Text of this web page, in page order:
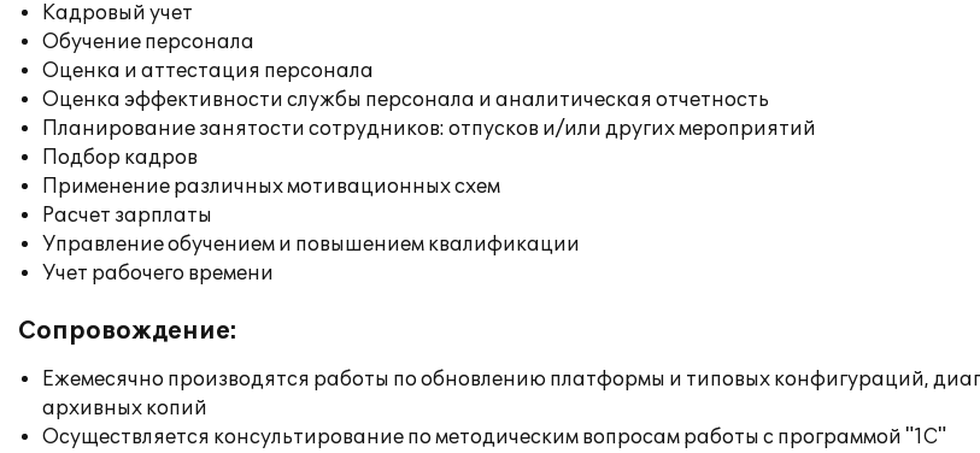
Кадровый учет
Обучение персонала
Оценка и аттестация персонала
Оценка эффективности службы персонала и аналитическая отчетность
Планирование занятости сотрудников: отпусков и/или других мероприятий
Подбор кадров
Применение различных мотивационных схем
Расчет зарплаты
Управление обучением и повышением квалификации
Учет рабочего времени
Сопровождение:
Ежемесячно производятся работы по обновлению платформы и типовых конфигураций,
архивных копий
Осуществляется консультирование по методическим вопросам работы с программой "1С"